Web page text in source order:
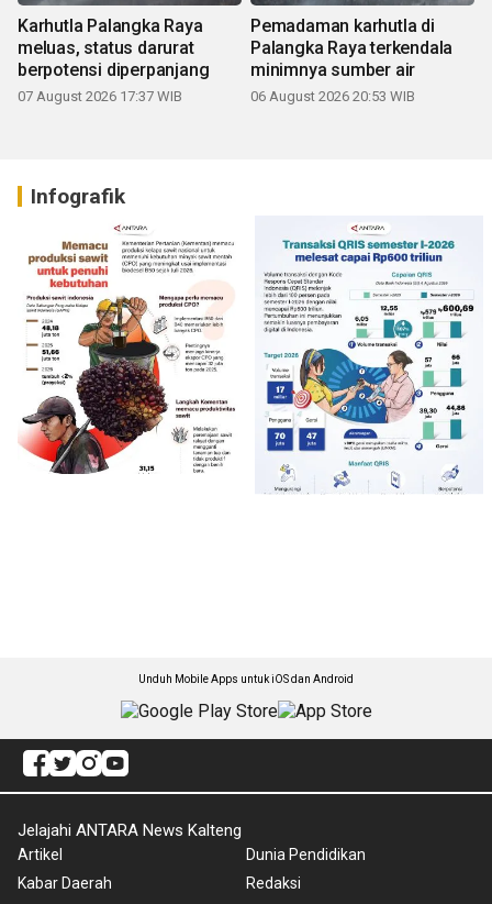
Karhutla Palangka Raya
meluas, status darurat
berpotensi diperpanjang
07 August 2026 17:37 WIB
Pemadaman karhutla di
Palangka Raya terkendala
minimnya sumber air
06 August 2026 20:53 WIB
Infografik
Unduh Mobile Apps untuk iOS dan Android
Jelajahi ANTARA News Kalteng
Artikel
Kabar Daerah
Dunia Pendidikan
Redaksi